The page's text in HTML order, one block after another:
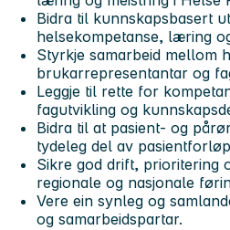
Bidra til kunnskapsbasert
helsekompetanse, læring
Styrkje samarbeid mellom
brukarrepresentantar og
Leggje til rette for
fagutvikling og
Bidra til at pasient- og
tydeleg del av
Sikre god drift, prioritering
regionale og nasjonale
Vere ein synleg og
og samarbeidspartar.